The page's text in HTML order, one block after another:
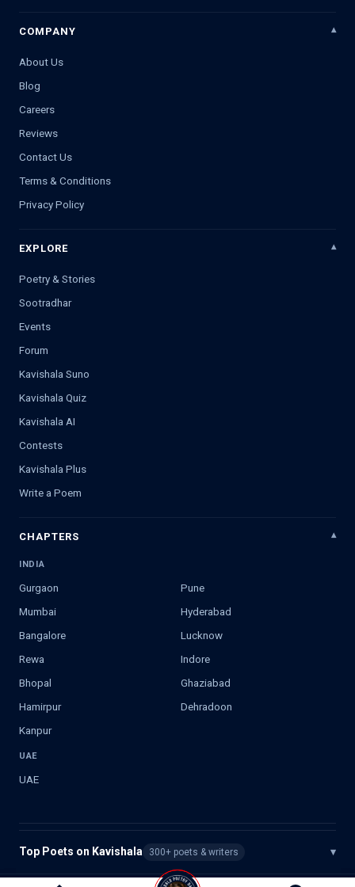
COMPANY
About Us
Blog
Careers
Reviews
Contact Us
Terms & Conditions
Privacy Policy
EXPLORE
Poetry & Stories
Sootradhar
Events
Forum
Kavishala Suno
Kavishala Quiz
Kavishala AI
Contests
Kavishala Plus
Write a Poem
CHAPTERS
INDIA
Gurgaon
Pune
Mumbai
Hyderabad
Bangalore
Lucknow
Rewa
Indore
Bhopal
Ghaziabad
Hamirpur
Dehradoon
Kanpur
UAE
UAE
Top Poets on Kavishala 300+ poets & writers ▾